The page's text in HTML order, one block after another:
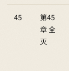
45
第45
章 全
灭